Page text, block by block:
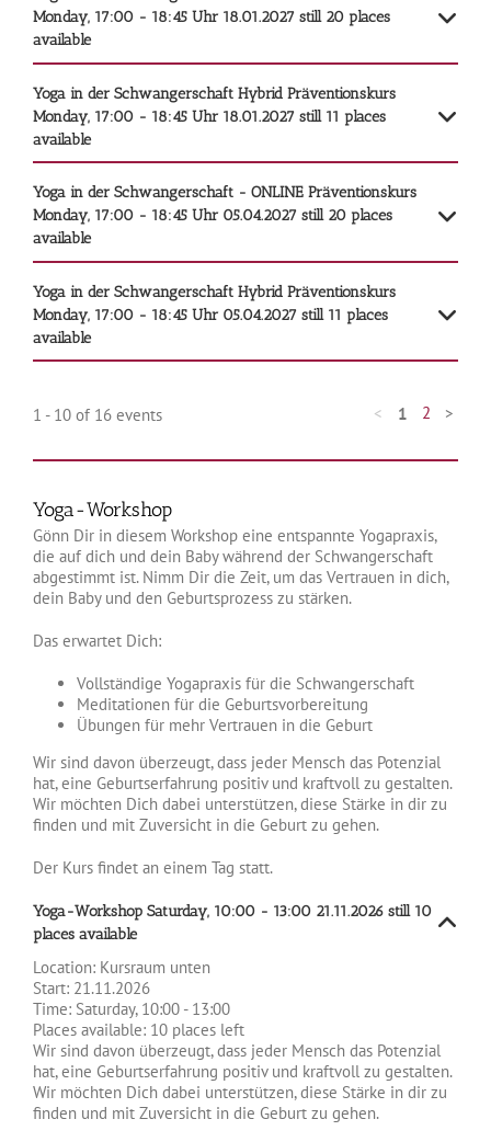
Monday, 17:00 - 18:45 Uhr 18.01.2027 still 20 places
available
Yoga in der Schwangerschaft Hybrid Präventionskurs
Monday, 17:00 - 18:45 Uhr 18.01.2027 still 11 places
available
Yoga in der Schwangerschaft - ONLINE Präventionskurs
Monday, 17:00 - 18:45 Uhr 05.04.2027 still 20 places
available
Yoga in der Schwangerschaft Hybrid Präventionskurs
Monday, 17:00 - 18:45 Uhr 05.04.2027 still 11 places
available
1 - 10 of 16 events < 1 2 >
Yoga-Workshop
Gönn Dir in diesem Workshop eine entspannte Yogapraxis,
die auf dich und dein Baby während der Schwangerschaft
abgestimmt ist. Nimm Dir die Zeit, um das Vertrauen in dich,
dein Baby und den Geburtsprozess zu stärken.
Das erwartet Dich:
Vollständige Yogapraxis für die Schwangerschaft
Meditationen für die Geburtsvorbereitung
Übungen für mehr Vertrauen in die Geburt
Wir sind davon überzeugt, dass jeder Mensch das Potenzial
hat, eine Geburtserfahrung positiv und kraftvoll zu gestalten.
Wir möchten Dich dabei unterstützen, diese Stärke in dir zu
finden und mit Zuversicht in die Geburt zu gehen.
Der Kurs findet an einem Tag statt.
Yoga-Workshop Saturday, 10:00 - 13:00 21.11.2026 still 10
places available
Location: Kursraum unten
Start: 21.11.2026
Time: Saturday, 10:00 - 13:00
Places available: 10 places left
Wir sind davon überzeugt, dass jeder Mensch das Potenzial
hat, eine Geburtserfahrung positiv und kraftvoll zu gestalten.
Wir möchten Dich dabei unterstützen, diese Stärke in dir zu
finden und mit Zuversicht in die Geburt zu gehen.